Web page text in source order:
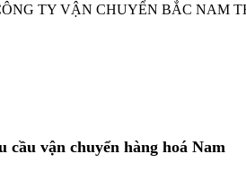
TY VẬN CHUYỂN BẮC NAM
cầu vận chuyển hàng hoá Nam